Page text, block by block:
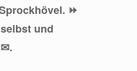
⏩
und